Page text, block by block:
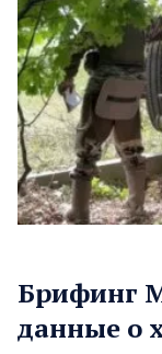
Брифинг
данные о